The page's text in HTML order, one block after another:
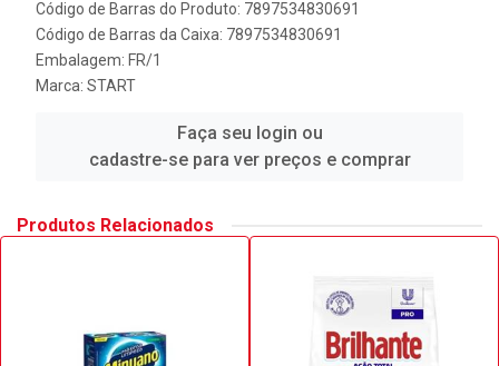
Código de Barras do Produto: 7897534830691
Código de Barras da Caixa: 7897534830691
Embalagem: FR/1
Marca: START
Faça seu login ou
cadastre-se para ver preços e comprar
Produtos Relacionados